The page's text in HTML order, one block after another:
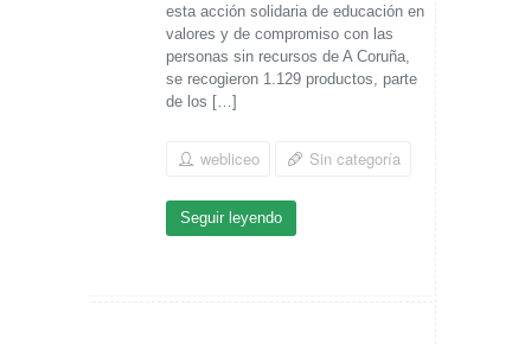
esta acción solidaria de educación en
valores y de compromiso con las
personas sin recursos de A Coruña,
se recogieron 1.129 productos, parte
de los […]
webliceo Sin categoría
Seguir leyendo